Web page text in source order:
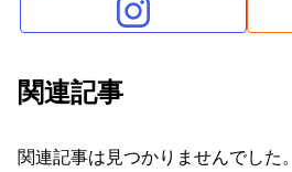
関連記事
関連記事は見つかりませんでした。